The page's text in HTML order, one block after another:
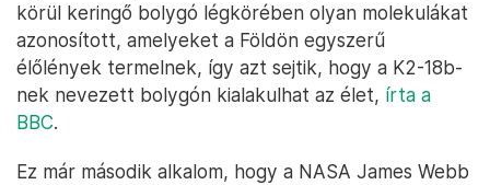
körül keringő bolygó légkörében olyan molekulákat
azonosított, amelyeket a Földön egyszerű
élőlények termelnek, így azt sejtik, hogy a K2-18b-
nek nevezett bolygón kialakulhat az élet, írta a
BBC.
Ez már második alkalom, hogy a NASA James Webb